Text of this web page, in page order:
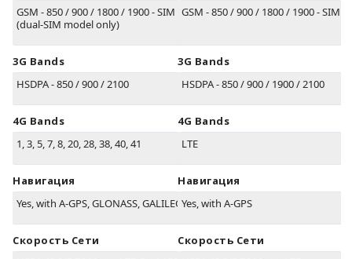
GSM - 850 / 900 / 1800 / 1900 - SIM 1 & SIM 2
(dual-SIM model only)
3G Bands
HSDPA - 850 / 900 / 2100
4G Bands
1, 3, 5, 7, 8, 20, 28, 38, 40, 41
Навигация
Yes, with A-GPS, GLONASS, GALILEO, BDS
Скорость Сети
GSM - 850 / 900 / 1800 / 1900 - SIM 1
3G Bands
HSDPA - 850 / 900 / 1900 / 2100
4G Bands
LTE
Навигация
Yes, with A-GPS
Скорость Сети